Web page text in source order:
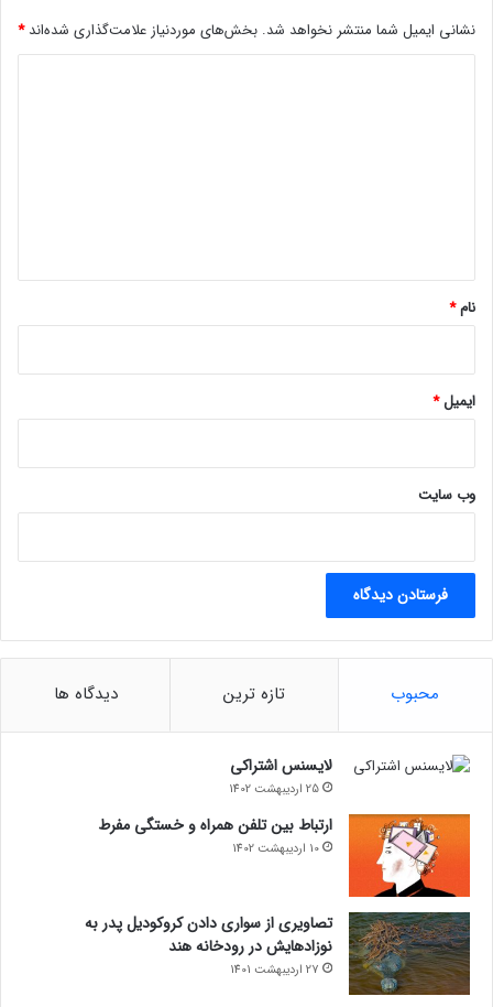
ح
ش
نشانی ایمیل شما منتشر نخواهد شد. بخش‌های موردنیاز علامت‌گذاری شده‌اند*
نام*
ایمیل*
وب‌ سایت
محبوب تازه ترین دیدگاه ها
لایسنس اشتراکی
25 اردیبهشت 1402
ارتباط بین تلفن همراه و خستگی مفرط
10 اردیبهشت 1402
تصاویری از سواری دادن کروکودیل پدر به
نوزادهایش در رودخانه هند
27 اردیبهشت 1401